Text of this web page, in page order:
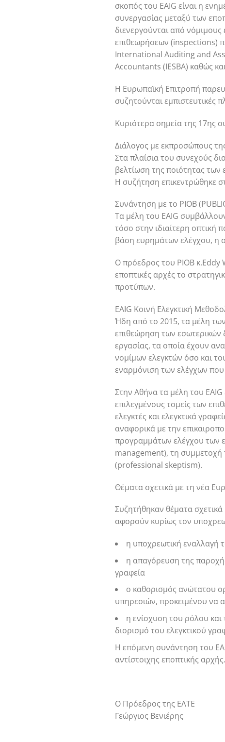
σκοπός του EAIG είναι η
συνεργασίας μεταξύ των
διενεργούνται από
επιθεωρήσεων (inspections)
International Auditing and
Accountants (IESBA) καθώς
Η Ευρωπαϊκή Επιτροπή
συζητούνται εμπιστευτικές
Κυριότερα σημεία της 17ης
Διάλογος με εκπροσώπους
Στα πλαίσια του συνεχούς
βελτίωση της ποιότητας
Η συζήτηση επικεντρώθηκε
Συνάντηση με το PIOB
Τα μέλη του EAIG
τόσο στην ιδιαίτερη
βάση ευρημάτων ελέγχου, η
Ο πρόεδρος του PIOB κ.Eddy
εποπτικές αρχές το
προτύπων.
EAIG Κοινή Ελεγκτική
Ήδη από το 2015, τα μέλη
επιθεώρηση των εσωτερικών
εργασίας, τα οποία έχουν
νομίμων ελεγκτών όσο και
εναρμόνιση των ελέγχων
Στην Αθήνα τα μέλη του
επιλεγμένους τομείς των
ελεγκτές και ελεγκτικά
αναφορικά με την
προγραμμάτων ελέγχου των
management), τη συμμετοχή
(professional skeptism).
Θέματα σχετικά με τη νέα
Συζητήθηκαν θέματα
αφορούν κυρίως τον
η υποχρεωτική εναλλαγή
η απαγόρευση της
γραφεία
ο καθορισμός ανώτατου
υπηρεσιών, προκειμένου να
η ενίσχυση του ρόλου
διορισμό του ελεγκτικού
Η επόμενη συνάντηση του
αντίστοιχης εποπτικής αρχής.
Ο Πρόεδρος της ΕΛΤΕ
Γεώργιος Βενιέρης